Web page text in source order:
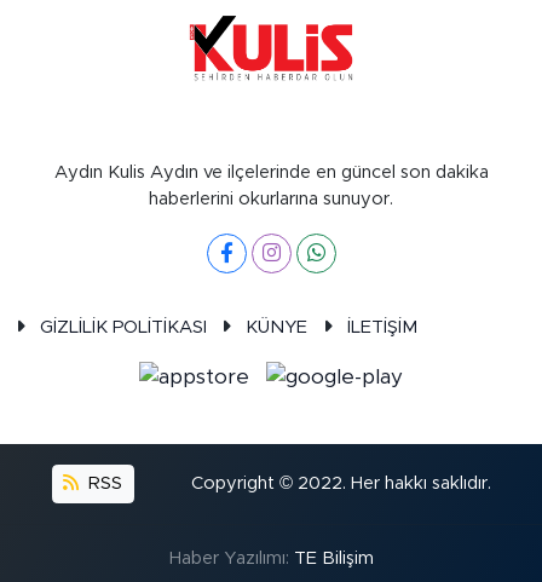
Aydın Kulis Aydın ve ilçelerinde en güncel son dakika
haberlerini okurlarına sunuyor.
GİZLİLİK POLİTİKASI KÜNYE İLETİŞİM
RSS Copyright © 2022. Her hakkı saklıdır.
Haber Yazılımı: TE Bilişim